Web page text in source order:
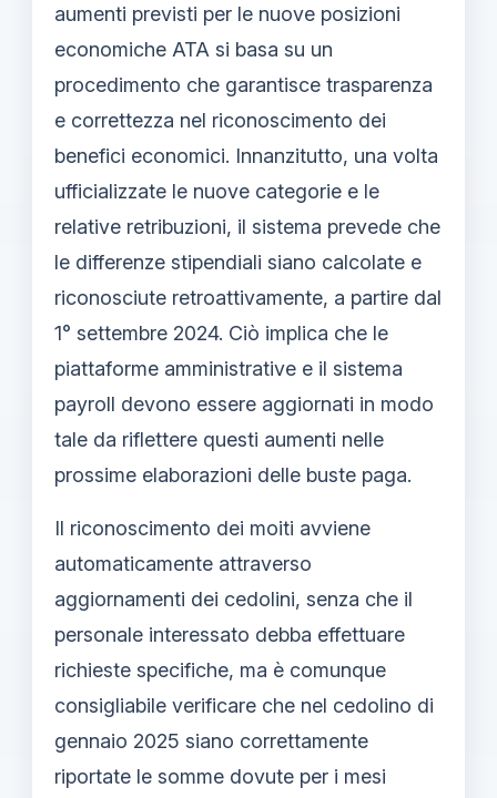
aumenti previsti per le nuove posizioni
economiche ATA si basa su un
procedimento che garantisce trasparenza
e correttezza nel riconoscimento dei
benefici economici. Innanzitutto, una volta
ufficializzate le nuove categorie e le
relative retribuzioni, il sistema prevede che
le differenze stipendiali siano calcolate e
riconosciute retroattivamente, a partire dal
1° settembre 2024. Ciò implica che le
piattaforme amministrative e il sistema
payroll devono essere aggiornati in modo
tale da riflettere questi aumenti nelle
prossime elaborazioni delle buste paga.
Il riconoscimento dei moiti avviene
automaticamente attraverso
aggiornamenti dei cedolini, senza che il
personale interessato debba effettuare
richieste specifiche, ma è comunque
consigliabile verificare che nel cedolino di
gennaio 2025 siano correttamente
riportate le somme dovute per i mesi